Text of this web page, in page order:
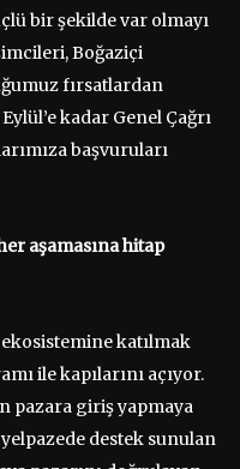
bir şekilde var olmayı
Boğaziçi
fırsatlardan
kadar Genel Çağrı
başvuruları
aşamasına hitap
katılmak
ile kapılarını açıyor.
pazara giriş yapmaya
destek sunulan